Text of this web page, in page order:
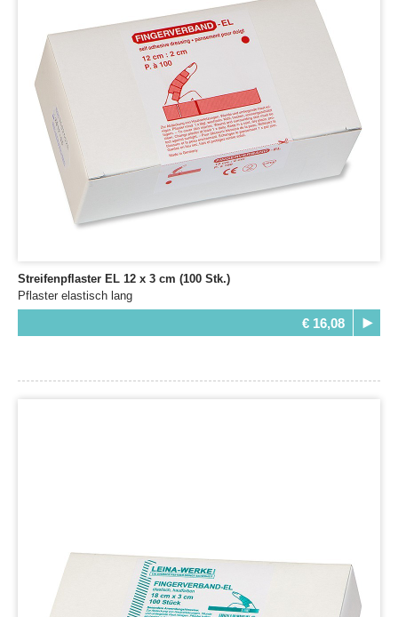
Streifenpflaster EL 12 x 3 cm (100 Stk.)
Pflaster elastisch lang
€ 16,08